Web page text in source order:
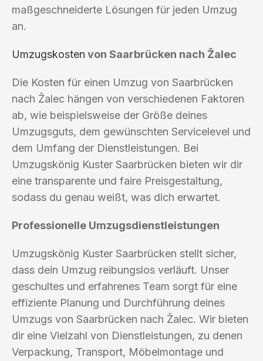
maßgeschneiderte Lösungen für jeden Umzug
an.
Umzugskosten von Saarbrücken nach Žalec
Die Kosten für einen Umzug von Saarbrücken
nach Žalec hängen von verschiedenen Faktoren
ab, wie beispielsweise der Größe deines
Umzugsguts, dem gewünschten Servicelevel und
dem Umfang der Dienstleistungen. Bei
Umzugskönig Kuster Saarbrücken bieten wir dir
eine transparente und faire Preisgestaltung,
sodass du genau weißt, was dich erwartet.
Professionelle Umzugsdienstleistungen
Umzugskönig Kuster Saarbrücken stellt sicher,
dass dein Umzug reibungslos verläuft. Unser
geschultes und erfahrenes Team sorgt für eine
effiziente Planung und Durchführung deines
Umzugs von Saarbrücken nach Žalec. Wir bieten
dir eine Vielzahl von Dienstleistungen, zu denen
Verpackung, Transport, Möbelmontage und